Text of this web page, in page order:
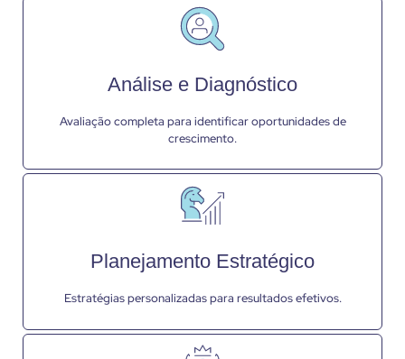
Análise e Diagnóstico
Avaliação completa para identificar oportunidades de
crescimento.
Planejamento Estratégico
Estratégias personalizadas para resultados efetivos.